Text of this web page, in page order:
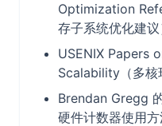
Optimization
存子系统优化建议
USENIX Papers
Scalability（多核
Brendan Gregg
硬件计数器使用方